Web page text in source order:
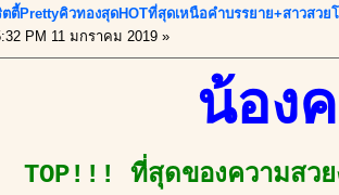
ตี้PrettyคิวทองสุดHOTที่สุดเหนือคำบรรยาย+สาวสวยโ
PM 11 มกราคม 2019 »
น้อง
TOP!!! ที่สุดของความสว